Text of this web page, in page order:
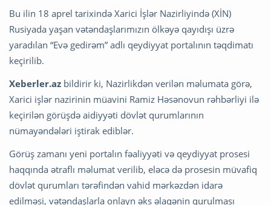
Bu ilin 18 aprel tarixində Xarici İşlər Nazirliyində (XİN)
Rusiyada yaşan vətəndaşlarımızın ölkəyə qayıdışı üzrə
yaradılan “Evə gedirəm” adlı qeydiyyat portalının təqdimatı
keçirilib.
Xeberler.az bildirir ki, Nazirlikdən verilən məlumata görə,
Xarici işlər nazirinin müavini Ramiz Həsənovun rəhbərliyi ilə
keçirilən görüşdə aidiyyəti dövlət qurumlarının
nümayəndələri iştirak ediblər.
Görüş zamanı yeni portalın fəaliyyəti və qeydiyyat prosesi
haqqında ətraflı məlumat verilib, eləcə də prosesin müvafiq
dövlət qurumları tərəfindən vahid mərkəzdən idarə
edilməsi, vətəndaşlarla onlayn əks əlaqənin qurulması